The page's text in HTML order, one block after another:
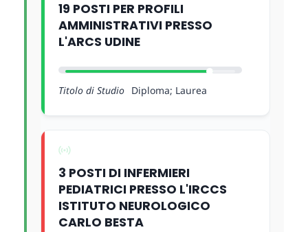
19 POSTI PER PROFILI
AMMINISTRATIVI PRESSO
L'ARCS UDINE
Titolo di Studio Diploma; Laurea
3 POSTI DI INFERMIERI
PEDIATRICI PRESSO L'IRCCS
ISTITUTO NEUROLOGICO
CARLO BESTA